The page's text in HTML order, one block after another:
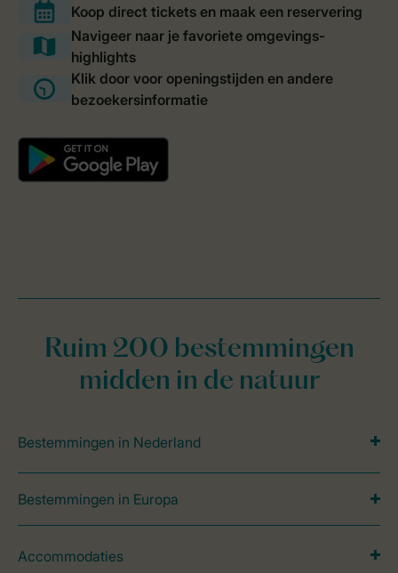
Ruim 200 bestemmingen
midden in de natuur
Bestemmingen in Nederland
Bestemmingen in Europa
Accommodaties